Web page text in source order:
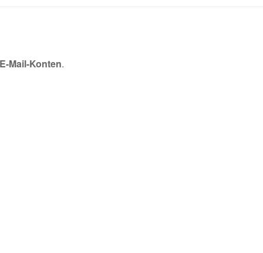
E-Mail-Konten.